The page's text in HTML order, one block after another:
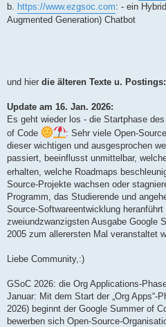
b. https://www.ezgsoc.com: - ein
Augmented Generation) Chatbot
und hier die älteren Texte u. Postings:
Update am 16. Jan. 2026:
Es geht wieder los - die Startphase
of Code
: Sehr viele Open-
dieser wichtigen und ausgesprochen
passiert, beeinflusst unmittelbar,
erhalten, welche Roadmaps
Source-Projekte wachsen oder
Programm, das Studierende und
Source-Softwareentwicklung
zweiundzwanzigsten Ausgabe Google
2005 zum allerersten Mal veranstaltet
Liebe Community,:)
GSoC 2026: die Org Applications-
Januar: Mit dem Start der „Org Apps“-
2026) beginnt der Google Summer of
bewerben sich Open-Source-